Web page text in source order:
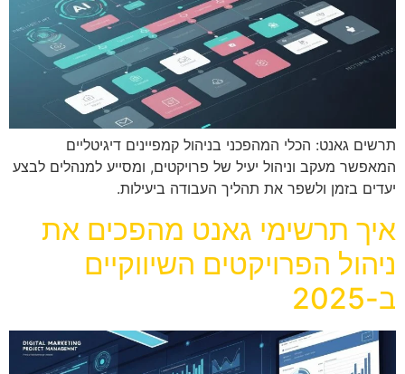
תרשים גאנט: הכלי המהפכני בניהול קמפיינים דיגיטליים
המאפשר מעקב וניהול יעיל של פרויקטים, ומסייע למנהלים לבצע
יעדים בזמן ולשפר את תהליך העבודה ביעילות.
איך תרשימי גאנט מהפכים את
ניהול הפרויקטים השיווקיים
ב-2025